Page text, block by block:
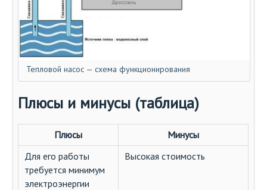
Тепловой насос — схема функционирования
Плюсы и минусы (таблица)
Плюсы
Минусы
Для его работы
требуется минимум
электроэнергии
Высокая стоимость